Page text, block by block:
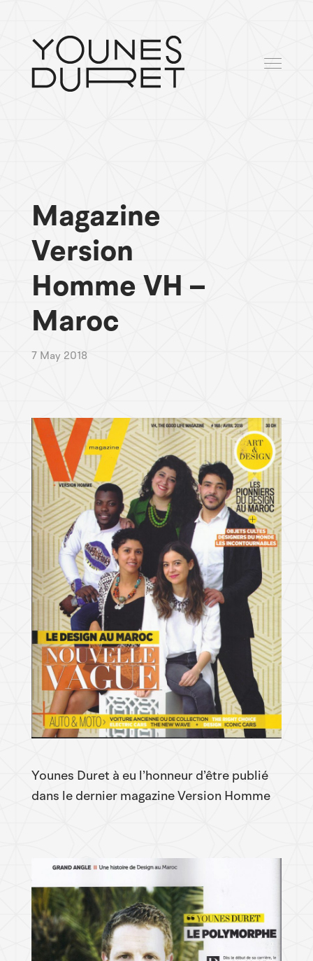
Magazine
Version
Homme VH –
Maroc
7 May 2018
Younes Duret à eu l’honneur d’être publié
dans le dernier magazine Version Homme